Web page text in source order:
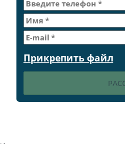
Прикрепить файл